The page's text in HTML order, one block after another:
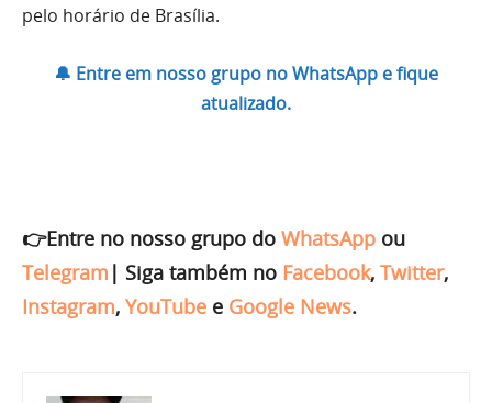
pelo horário de Brasília.
🔔 Entre em nosso grupo no WhatsApp e fique
atualizado.
👉Entre no nosso grupo do WhatsApp ou
Telegram | Siga também no Facebook, Twitter,
Instagram, YouTube e Google News.